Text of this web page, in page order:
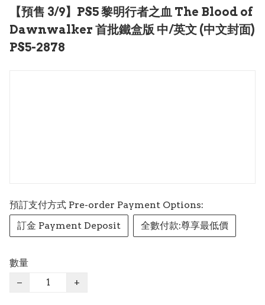
【預售 3/9】PS5 黎明行者之血 The Blood of
Dawnwalker 首批鐵盒版 中/英文 (中文封面)
PS5-2878
預訂支付方式 Pre-order Payment Options:
訂金 Payment Deposit
全數付款:尊享最低價
數量
−
+